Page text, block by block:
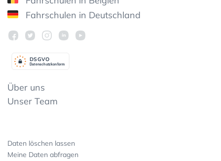
Fahrschulen in Deutschland
Datenschutzkonform
DSGVO
Über uns
Unser Team
Daten löschen lassen
Meine Daten abfragen